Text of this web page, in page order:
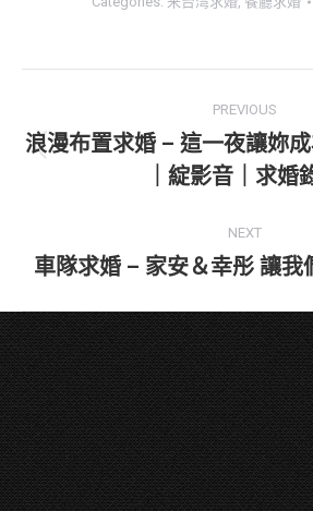
navigation
PREVIOUS
Previous
project:
浪漫布置求婚 – 這一夜讓妳
｜綻影音｜求婚
NEXT
Next
車隊求婚 – 家安＆幸彤 讓我